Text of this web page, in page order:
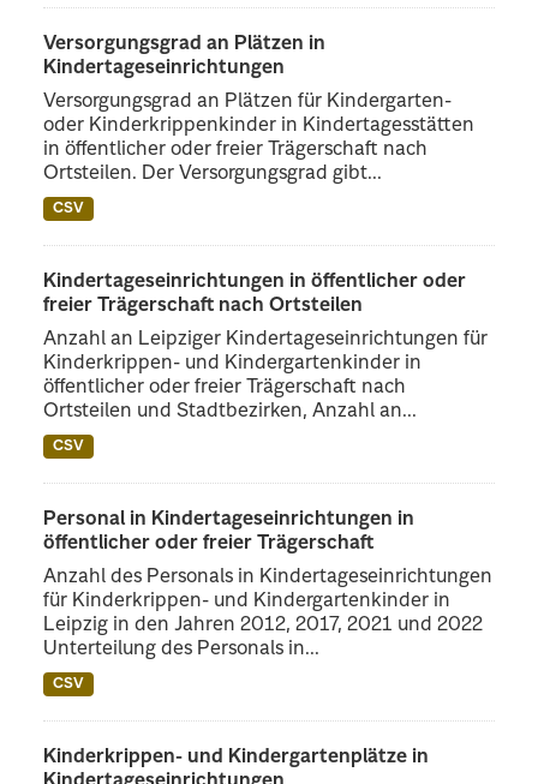
Versorgungsgrad an Plätzen in
Kindertageseinrichtungen
Versorgungsgrad an Plätzen für Kindergarten-
oder Kinderkrippenkinder in Kindertagesstätten
in öffentlicher oder freier Trägerschaft nach
Ortsteilen. Der Versorgungsgrad gibt...
CSV
Kindertageseinrichtungen in öffentlicher oder
freier Trägerschaft nach Ortsteilen
Anzahl an Leipziger Kindertageseinrichtungen für
Kinderkrippen- und Kindergartenkinder in
öffentlicher oder freier Trägerschaft nach
Ortsteilen und Stadtbezirken, Anzahl an...
CSV
Personal in Kindertageseinrichtungen in
öffentlicher oder freier Trägerschaft
Anzahl des Personals in Kindertageseinrichtungen
für Kinderkrippen- und Kindergartenkinder in
Leipzig in den Jahren 2012, 2017, 2021 und 2022
Unterteilung des Personals in...
CSV
Kinderkrippen- und Kindergartenplätze in